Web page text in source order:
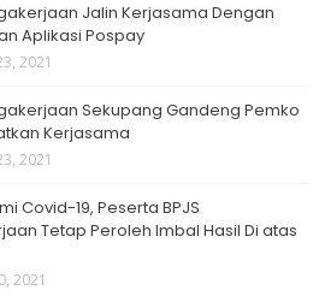
Jalin Kerjasama Dengan
Aplikasi Pospay
2021
Sekupang Gandeng Pemko
Kerjasama
2021
Covid-19, Peserta BPJS
Tetap Peroleh Imbal Hasil Di atas
2021